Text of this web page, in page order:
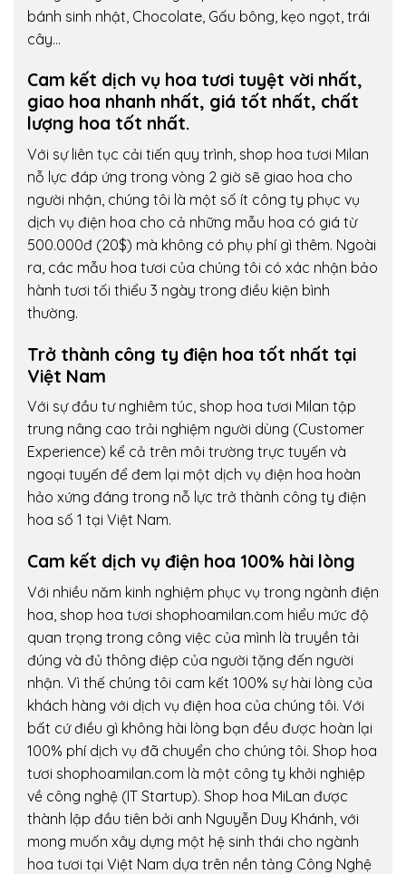
bánh sinh nhật, Chocolate, Gấu bông, kẹo ngọt, trái
cây…
Cam kết dịch vụ hoa tươi tuyệt vời nhất,
giao hoa nhanh nhất, giá tốt nhất, chất
lượng hoa tốt nhất.
Với sự liên tục cải tiến quy trình, shop hoa tươi Milan
nỗ lực đáp ứng trong vòng 2 giờ sẽ giao hoa cho
người nhận, chúng tôi là một số ít công ty phục vụ
dịch vụ điện hoa cho cả những mẫu hoa có giá từ
500.000đ (20$) mà không có phụ phí gì thêm. Ngoài
ra, các mẫu hoa tươi của chúng tôi có xác nhận bảo
hành tươi tối thiểu 3 ngày trong điều kiện bình
thường.
Trở thành công ty điện hoa tốt nhất tại
Việt Nam
Với sự đầu tư nghiêm túc, shop hoa tươi Milan tập
trung nâng cao trải nghiệm người dùng (Customer
Experience) kể cả trên môi trường trực tuyến và
ngoại tuyến để đem lại một dịch vụ điện hoa hoàn
hảo xứng đáng trong nỗ lực trở thành công ty điện
hoa số 1 tại Việt Nam.
Cam kết dịch vụ điện hoa 100% hài lòng
Với nhiều năm kinh nghiệm phục vụ trong ngành điện
hoa, shop hoa tươi shophoamilan.com hiểu mức độ
quan trọng trong công việc của mình là truyền tải
đúng và đủ thông điệp của người tặng đến người
nhận. Vì thế chúng tôi cam kết 100% sự hài lòng của
khách hàng với dịch vụ điện hoa của chúng tôi. Với
bất cứ điều gì không hài lòng bạn đều được hoàn lại
100% phí dịch vụ đã chuyển cho chúng tôi. Shop hoa
tươi shophoamilan.com là một công ty khởi nghiệp
về công nghệ (IT Startup). Shop hoa MiLan được
thành lập đầu tiên bởi anh Nguyễn Duy Khánh, với
mong muốn xây dựng một hệ sinh thái cho ngành
hoa tươi tại Việt Nam dựa trên nền tảng Công Nghệ